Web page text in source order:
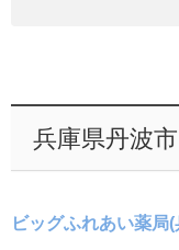
兵庫県丹波
ビッグふれあい薬局